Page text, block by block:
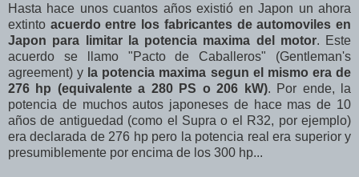
Hasta hace unos cuantos años existió en Japon un ahora
extinto acuerdo entre los fabricantes de automoviles en
Japon para limitar la potencia maxima del motor. Este
acuerdo se llamo "Pacto de Caballeros" (Gentleman's
agreement) y la potencia maxima segun el mismo era de
276 hp (equivalente a 280 PS o 206 kW). Por ende, la
potencia de muchos autos japoneses de hace mas de 10
años de antiguedad (como el Supra o el R32, por ejemplo)
era declarada de 276 hp pero la potencia real era superior y
presumiblemente por encima de los 300 hp...